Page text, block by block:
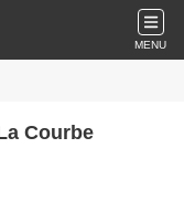
MENU
Courbe